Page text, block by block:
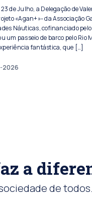
de Julho, a Delegação de
«Agan+»- da Associação
Náuticas, cofinanciado
um passeio de barco pelo Rio
fantástica, que […]
2026
a
de todos.